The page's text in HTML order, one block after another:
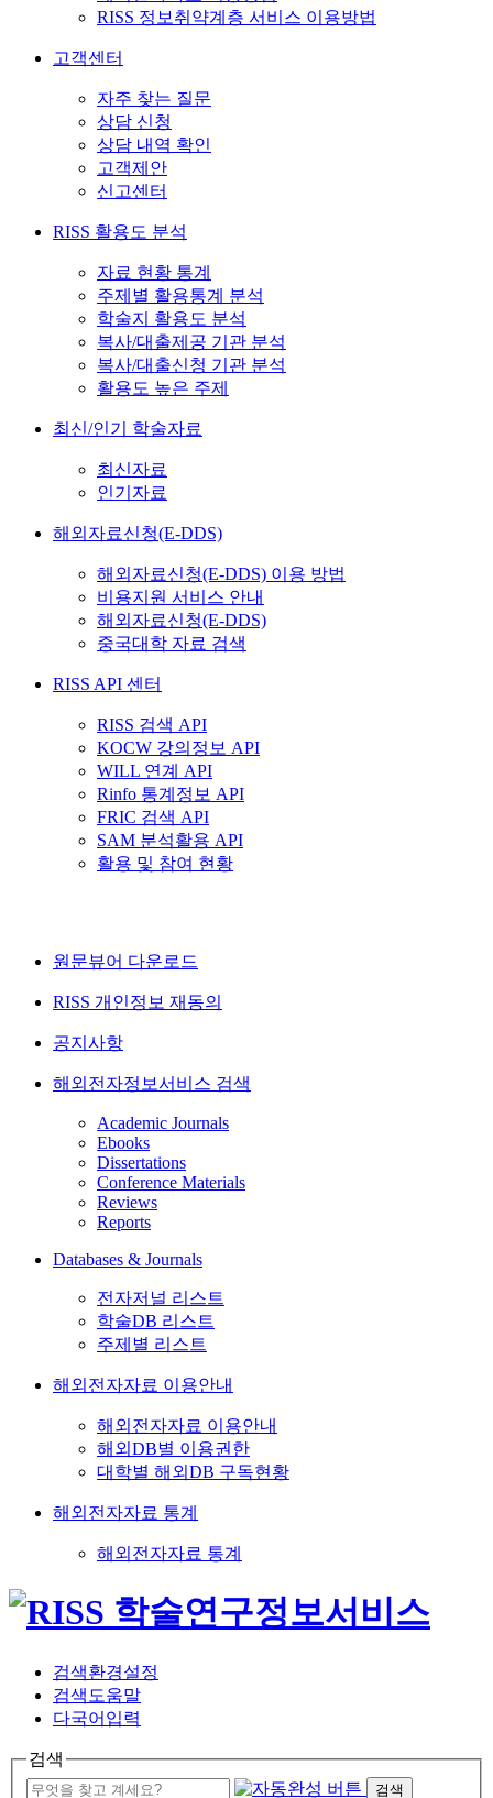
RISS 정보취약계층 서비스 이용방법
고객센터
자주 찾는 질문
상담 신청
상담 내역 확인
고객제안
신고센터
RISS 활용도 분석
자료 현황 통계
주제별 활용통계 분석
학술지 활용도 분석
복사/대출제공 기관 분석
복사/대출신청 기관 분석
활용도 높은 주제
최신/인기 학술자료
최신자료
인기자료
해외자료신청(E-DDS)
해외자료신청(E-DDS) 이용 방법
비용지원 서비스 안내
해외자료신청(E-DDS)
중국대학 자료 검색
RISS API 센터
RISS 검색 API
KOCW 강의정보 API
WILL 연계 API
Rinfo 통계정보 API
FRIC 검색 API
SAM 분석활용 API
활용 및 참여 현황
원문뷰어 다운로드
RISS 개인정보 재동의
공지사항
해외전자정보서비스 검색
Academic Journals
Ebooks
Dissertations
Conference Materials
Reviews
Reports
Databases & Journals
전자저널 리스트
학술DB 리스트
주제별 리스트
해외전자자료 이용안내
해외전자자료 이용안내
해외DB별 이용권한
대학별 해외DB 구독현황
해외전자자료 통계
해외전자자료 통계
검색환경설정
검색도움말
다국어입력
검색
검색